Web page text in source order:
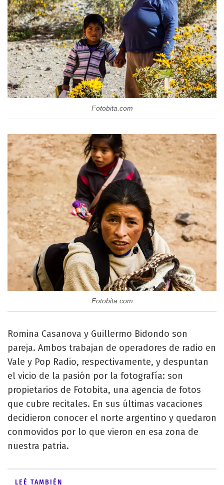
Fotobita.com
Fotobita.com
Romina Casanova y Guillermo Bidondo son
pareja. Ambos trabajan de operadores de radio en
Vale y Pop Radio, respectivamente, y despuntan
el vicio de la pasión por la fotografía: son
propietarios de Fotobita, una agencia de fotos
que cubre recitales. En sus últimas vacaciones
decidieron conocer el norte argentino y quedaron
conmovidos por lo que vieron en esa zona de
nuestra patria.
LEÉ TAMBIÉN